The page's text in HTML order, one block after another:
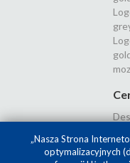
„Nasza Strona
optymalizacyjnych